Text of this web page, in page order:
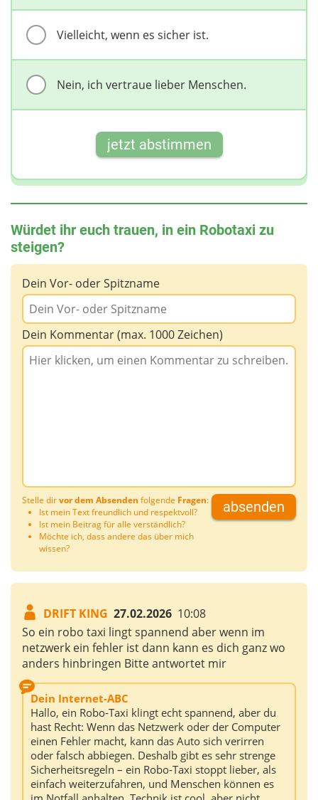
Vielleicht, wenn es sicher ist.
Nein, ich vertraue lieber Menschen.
jetzt abstimmen
Würdet ihr euch trauen, in ein Robotaxi zu
steigen?
Dein Vor- oder Spitzname
Dein Kommentar (max. 1000 Zeichen)
Stelle dirvor dem Absenden folgende Fragen:
Ist mein Text freundlich und respektvoll?
Ist mein Beitrag für alle verständlich?
Möchte ich, dass andere das über mich
wissen?
absenden
DRIFT KING 27.02.2026 10:08
So ein robo taxi lingt spannend aber wenn im
netzwerk ein fehler ist dann kann es dich ganz wo
anders hinbringen Bitte antwortet mir
Dein Internet-ABC
Hallo, ein Robo‑Taxi klingt echt spannend, aber du
hast Recht: Wenn das Netzwerk oder der Computer
einen Fehler macht, kann das Auto sich verirren
oder falsch abbiegen. Deshalb gibt es sehr strenge
Sicherheitsregeln – ein Robo‑Taxi stoppt lieber, als
einfach weiterzufahren, und Menschen können es